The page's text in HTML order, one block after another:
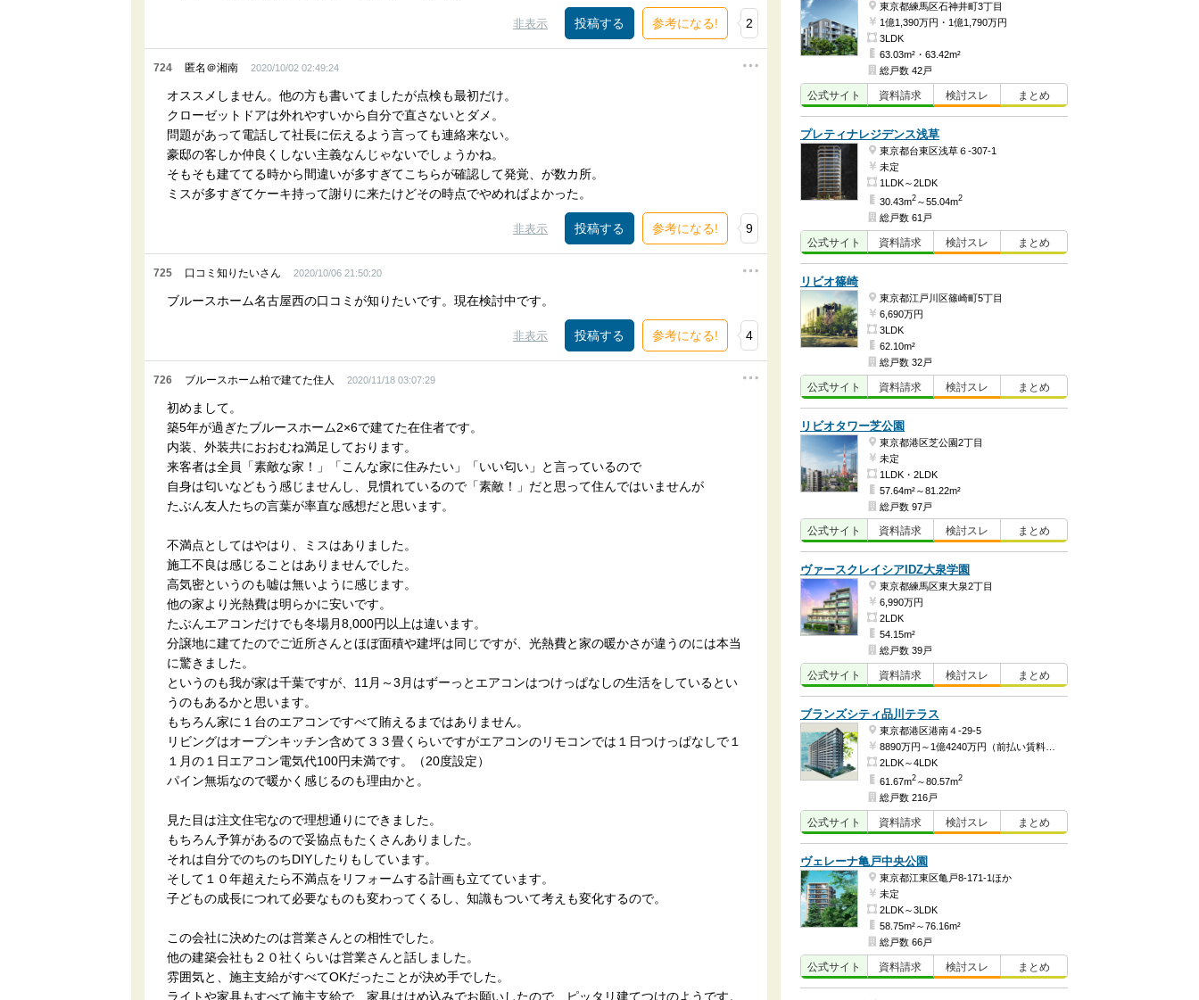
非表示 参考になる! 2
724 匿名＠湘南 2020/10/02 02:49:24
オススメしません。他の方も書いてましたが点検も最初だけ。
クローゼットドアは外れやすいから自分で直さないとダメ。
問題があって電話して社長に伝えるよう言っても連絡来ない。
豪邸の客しか仲良くしない主義なんじゃないでしょうかね。
そもそも建ててる時から間違いが多すぎてこちらが確認して発覚、が数カ所。
ミスが多すぎてケーキ持って謝りに来たけどその時点でやめればよかった。
非表示 参考になる! 9
725 口コミ知りたいさん 2020/10/06 21:50:20
ブルースホーム名古屋西の口コミが知りたいです。現在検討中です。
非表示 参考になる! 4
726 ブルースホーム柏で建てた住人 2020/11/18 03:07:29
初めまして。
築5年が過ぎたブルースホーム2×6で建てた在住者です。
内装、外装共におおむね満足しております。
来客者は全員「素敵な家！」「こんな家に住みたい」「いい匂い」と言っているので
自身は匂いなどもう感じませんし、見慣れているので「素敵！」だと思って住んではいませんが
たぶん友人たちの言葉が率直な感想だと思います。
不満点としてはやはり、ミスはありました。
施工不良は感じることはありませんでした。
高気密というのも嘘は無いように感じます。
他の家より光熱費は明らかに安いです。
たぶんエアコンだけでも冬場月8,000円以上は違います。
分譲地に建てたのでご近所さんとほぼ面積や建坪は同じですが、光熱費と家の暖かさが違うのには本当
に驚きました。
というのも我が家は千葉ですが、11月～3月はずーっとエアコンはつけっぱなしの生活をしているとい
うのもあるかと思います。
もちろん家に１台のエアコンですべて賄えるまではありません。
リビングはオープンキッチン含めて３３畳くらいですがエアコンのリモコンでは１日つけっぱなしで１
１月の１日エアコン電気代100円未満です。（20度設定）
パイン無垢なので暖かく感じるのも理由かと。
見た目は注文住宅なので理想通りにできました。
もちろん予算があるので妥協点もたくさんありました。
それは自分でのちのちDIYしたりもしています。
そして１０年超えたら不満点をリフォームする計画も立てています。
子どもの成長につれて必要なものも変わってくるし、知識もついて考えも変化するので。
この会社に決めたのは営業さんとの相性でした。
他の建築会社も２０社くらいは営業さんと話しました。
雰囲気と、施主支給がすべてOKだったことが決め手でした。
ライトや家具もすべて施主支給で、家具ははめ込みでお願いしたので、ピッタリ建てつけのようです。
東京都練馬区石神井町3丁目
1億1,390万円・1億1,790万円
3LDK
63.03m²・63.42m²
総戸数 42戸
公式サイト 資料請求 検討スレ まとめ
プレティナレジデンス浅草
東京都台東区浅草６-307-1
未定
1LDK～2LDK
30.43m2 ～55.04m2
総戸数 61戸
公式サイト 資料請求 検討スレ まとめ
リビオ篠崎
東京都江戸川区篠崎町5丁目
6,690万円
3LDK
62.10m²
総戸数 32戸
公式サイト 資料請求 検討スレ まとめ
リビオタワー芝公園
東京都港区芝公園2丁目
未定
1LDK・2LDK
57.64m²～81.22m²
総戸数 97戸
公式サイト 資料請求 検討スレ まとめ
ヴァースクレイシアIDZ大泉学園
東京都練馬区東大泉2丁目
6,990万円
2LDK
54.15m²
総戸数 39戸
公式サイト 資料請求 検討スレ まとめ
ブランズシティ品川テラス
東京都港区港南４-29-5
8890万円～1億4240万円（前払い賃料3868万2404円、建物価格5021万7596円～前払い賃料4783万1700円、建物価格9456万8300円）
2LDK～4LDK
61.67m2 ～80.57m2
総戸数 216戸
公式サイト 資料請求 検討スレ まとめ
ヴェレーナ亀戸中央公園
東京都江東区亀戸8-171-1ほか
未定
2LDK～3LDK
58.75m²～76.16m²
総戸数 66戸
公式サイト 資料請求 検討スレ まとめ